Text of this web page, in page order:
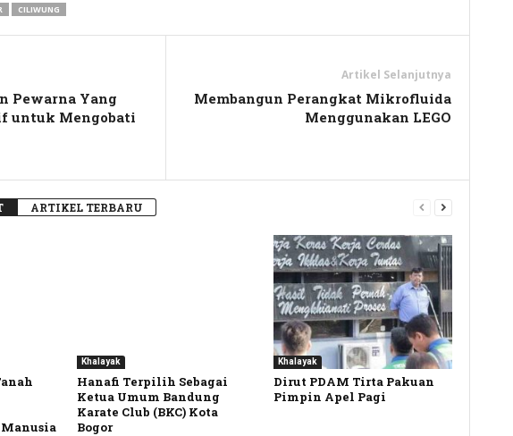
CILIWUNG
Pewarna Yang
untuk Mengobati
Artikel Selanjutnya
Membangun Perangkat Mikrofluida
Menggunakan LEGO
ARTIKEL TERBARU
Khalayak
Hanafi Terpilih Sebagai
Ketua Umum Bandung
Karate Club (BKC) Kota
Bogor
Khalayak
Dirut PDAM Tirta Pakuan
Pimpin Apel Pagi